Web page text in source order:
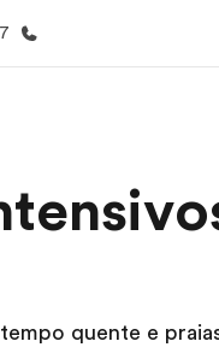
Saiba
quente e